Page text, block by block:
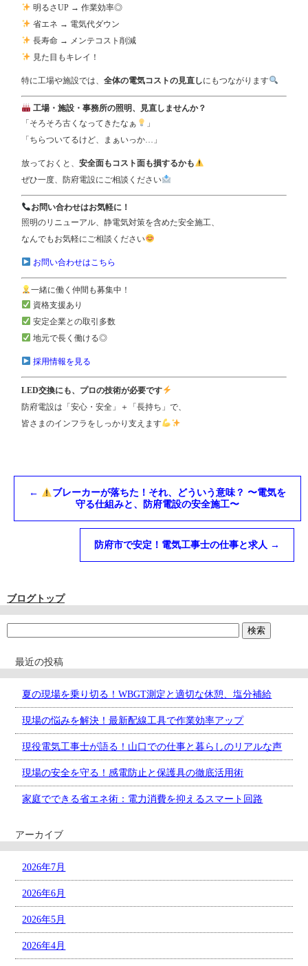
明るさUP → 作業効率◎
省エネ → 電気代ダウン
長寿命 → メンテコスト削減
見た目もキレイ！
特に工場や施設では、全体の電気コストの見直しにもつながります
工場・施設・事務所の照明、見直しませんか？
「そろそろ古くなってきたなぁ
」
「ちらついてるけど、まぁいっか…」
放っておくと、安全面もコスト面も損するかも
ぜひ一度、防府電設にご相談ください
お問い合わせはお気軽に！
照明のリニューアル、静電気対策を含めた安全施工、
なんでもお気軽にご相談ください
お問い合わせはこちら
一緒に働く仲間も募集中！
資格支援あり
安定企業との取引多数
地元で長く働ける◎
採用情報を見る
LED交換にも、プロの技術が必要です
防府電設は「安心・安全」＋「長持ち」で、
皆さまのインフラをしっかり支えます
←
ブレーカーが落ちた！それ、どういう意味？ 〜電気を
守る仕組みと、防府電設の安全施工〜
防府市で安定！電気工事士の仕事と求人 →
ブログトップ
最近の投稿
夏の現場を乗り切る！WBGT測定と適切な休憩、塩分補給
現場の悩みを解決！最新配線工具で作業効率アップ
現役電気工事士が語る！山口での仕事と暮らしのリアルな声
現場の安全を守る！感電防止と保護具の徹底活用術
家庭でできる省エネ術：電力消費を抑えるスマート回路
アーカイブ
2026年7月
2026年6月
2026年5月
2026年4月